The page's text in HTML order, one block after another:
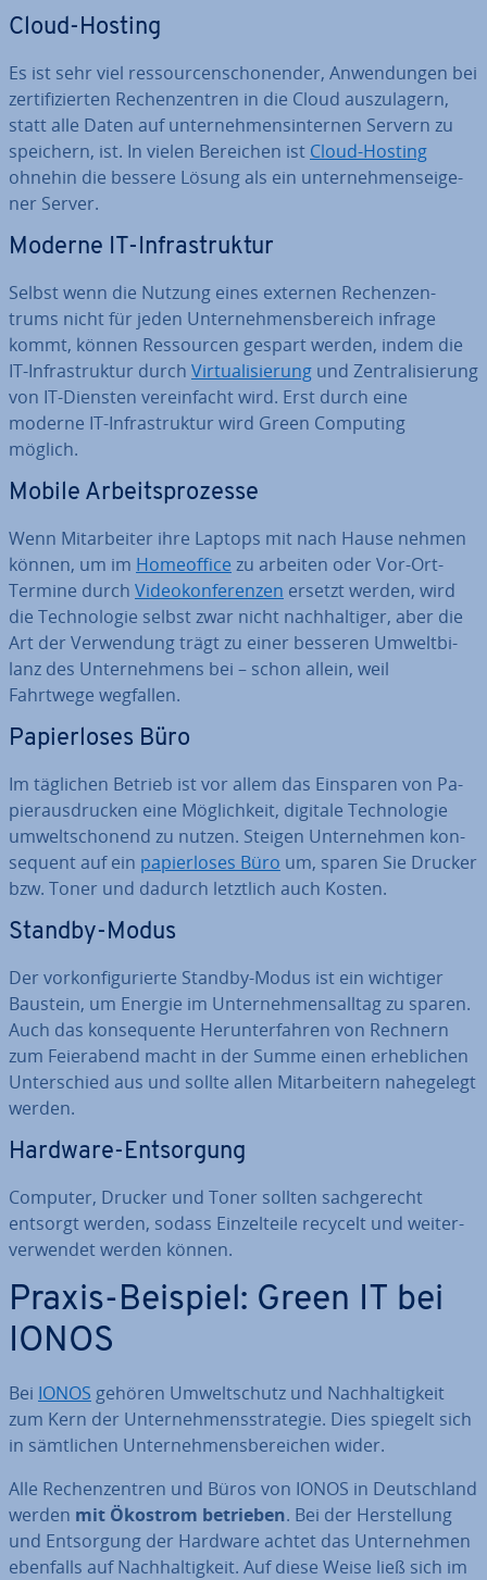
Cloud-Hosting
Es ist sehr viel res­sour­cen­scho­nen­der, An­wen­dun­gen bei
zer­ti­fi­zier­ten Re­chen­zen­tren in die Cloud aus­zu­la­gern,
statt alle Daten auf un­ter­neh­mens­in­ter­nen Servern zu
speichern, ist. In vielen Bereichen ist Cloud-Hosting
ohnehin die bessere Lösung als ein un­ter­neh­mens­ei­ge­
ner Server.
Moderne IT-In­fra­struk­tur
Selbst wenn die Nutzung eines externen Re­chen­zen­
trums nicht für jeden Un­ter­neh­mens­be­reich infrage
kommt, können Res­sour­cen gespart werden, indem die
IT-In­fra­struk­tur durch Vir­tua­li­sie­rung und Zen­tra­li­sie­rung
von IT-Diensten ver­ein­facht wird. Erst durch eine
moderne IT-In­fra­struk­tur wird Green Computing
möglich.
Mobile Ar­beits­pro­zes­se
Wenn Mit­ar­bei­ter ihre Laptops mit nach Hause nehmen
können, um im Ho­me­of­fice zu arbeiten oder Vor-Ort-
Termine durch Vi­deo­kon­fe­ren­zen ersetzt werden, wird
die Tech­no­lo­gie selbst zwar nicht nach­hal­ti­ger, aber die
Art der Ver­wen­dung trägt zu einer besseren Um­welt­bi­
lanz des Un­ter­neh­mens bei – schon allein, weil
Fahrtwege wegfallen.
Pa­pier­lo­ses Büro
Im täglichen Betrieb ist vor allem das Einsparen von Pa­
pier­aus­dru­cken eine Mög­lich­keit, digitale Tech­no­lo­gie
um­welt­scho­nend zu nutzen. Steigen Un­ter­neh­men kon­
se­quent auf ein pa­pier­lo­ses Büro um, sparen Sie Drucker
bzw. Toner und dadurch letztlich auch Kosten.
Standby-Modus
Der vor­kon­fi­gu­rier­te Standby-Modus ist ein wichtiger
Baustein, um Energie im Un­ter­neh­mens­all­tag zu sparen.
Auch das kon­se­quen­te Her­un­ter­fah­ren von Rechnern
zum Fei­er­abend macht in der Summe einen er­heb­li­chen
Un­ter­schied aus und sollte allen Mit­ar­bei­tern na­he­ge­legt
werden.
Hardware-Ent­sor­gung
Computer, Drucker und Toner sollten sach­ge­recht
entsorgt werden, sodass Ein­zel­tei­le recycelt und wei­ter­
ver­wen­det werden können.
Praxis-Beispiel: Green IT bei
IONOS
Bei IONOS gehören Um­welt­schutz und Nach­hal­tig­keit
zum Kern der Un­ter­neh­mens­stra­te­gie. Dies spiegelt sich
in sämt­li­chen Un­ter­neh­mens­be­rei­chen wider.
Alle Re­chen­zen­tren und Büros von IONOS in Deutsch­land
werden mit Ökostrom betrieben. Bei der Her­stel­lung
und Ent­sor­gung der Hardware achtet das Un­ter­neh­men
ebenfalls auf Nach­hal­tig­keit. Auf diese Weise ließ sich im